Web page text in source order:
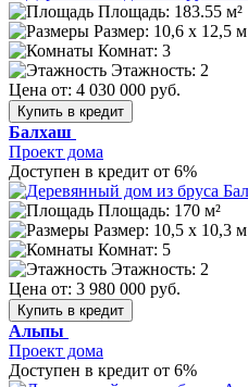
Площадь: 183.55 м²
Размер: 10,6 х 12,5 м
Комнат: 3
Этажность: 2
Цена от: 4 030 000 руб.
Купить в кредит
Балхаш
Проект дома
Доступен в кредит от 6%
Площадь: 170 м²
Размер: 10,5 х 10,3 м
Комнат: 5
Этажность: 2
Цена от: 3 980 000 руб.
Купить в кредит
Альпы
Проект дома
Доступен в кредит от 6%